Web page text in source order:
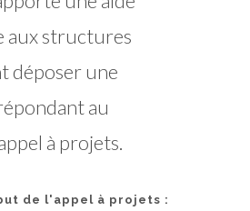
aux structures
déposer une
au
à projets.
de l'appel à projets :